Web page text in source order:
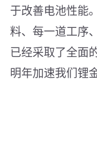
于改善电池性能
料、每一道工序
已经采取了全面
明年加速我们锂